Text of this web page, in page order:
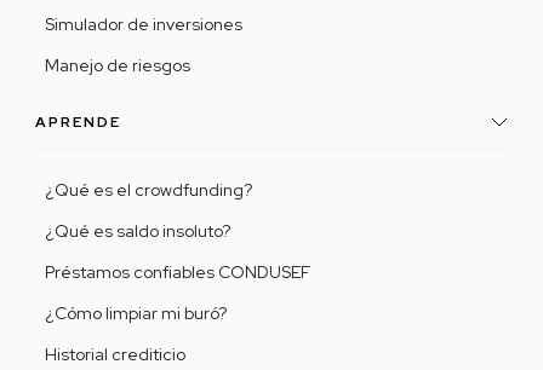
Simulador de inversiones
Manejo de riesgos
APRENDE
¿Qué es el crowdfunding?
¿Qué es saldo insoluto?
Préstamos confiables CONDUSEF
¿Cómo limpiar mi buró?
Historial crediticio